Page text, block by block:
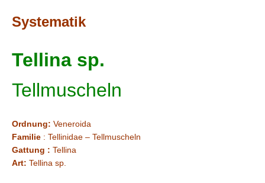
Systematik
Tellina sp.
Tellmuscheln
Ordnung: Veneroida
Familie : Tellinidae – Tellmuscheln
Gattung : Tellina
Art: Tellina sp.